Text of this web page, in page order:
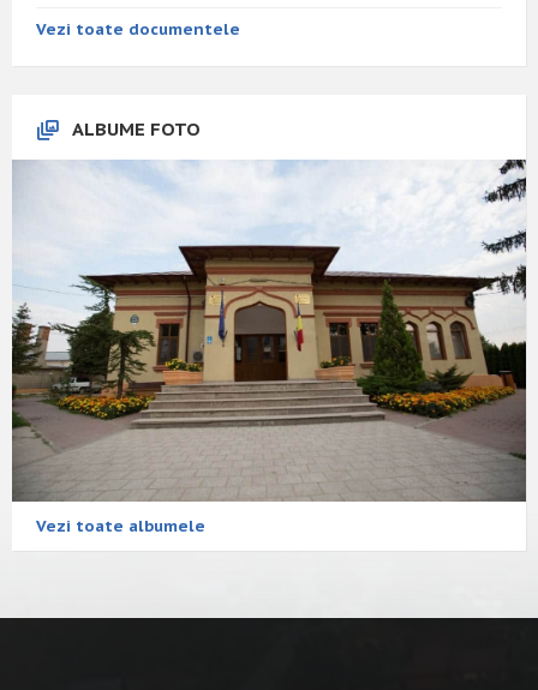
Vezi toate documentele
ALBUME FOTO
Vezi toate albumele